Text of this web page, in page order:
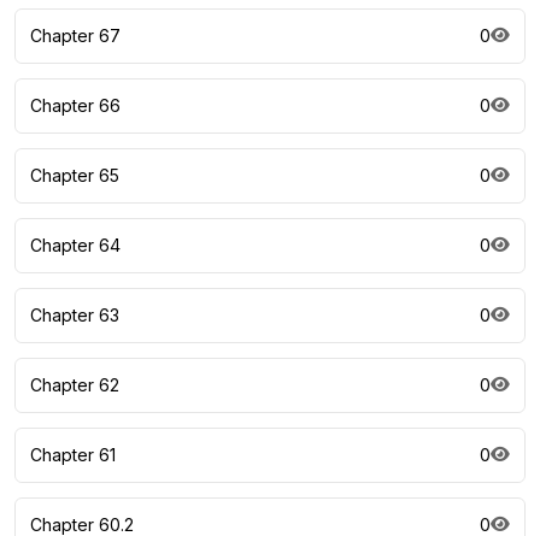
Chapter 67 0
Chapter 66 0
Chapter 65 0
Chapter 64 0
Chapter 63 0
Chapter 62 0
Chapter 61 0
Chapter 60.2 0